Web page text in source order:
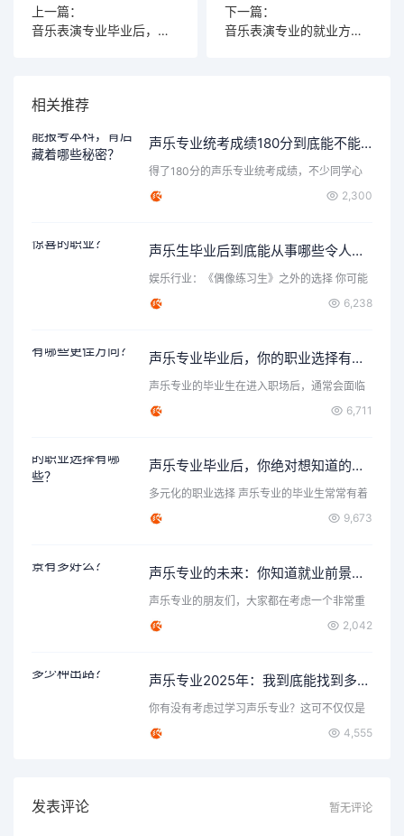
上一篇：
音乐表演专业毕业后，这些就业方向你绝对想不到！
下一篇：
音乐表演专业的就业方向，未来发展有哪些可能？
相关推荐
声乐专业统考成绩180分到底能不能报考本科，背后藏着哪些秘密？
得了180分的声乐专业统考成绩，不少同学心
里都会打个问号：这…
2,300
声乐生毕业后到底能从事哪些令人惊喜的职业？
娱乐行业：《偶像练习生》之外的选择 你可能
首先想到了成为歌手…
6,238
声乐专业毕业后，你的职业选择有哪些更佳方向？
声乐专业的毕业生在进入职场后，通常会面临
各种各样的选择和机遇…
6,711
声乐专业毕业后，你绝对想知道的职业选择有哪些？
多元化的职业选择 声乐专业的毕业生常常有着
丰富的表达力和创造…
9,673
声乐专业的未来：你知道就业前景有多好么？
声乐专业的朋友们，大家都在考虑一个非常重
要的问题，那就是声乐…
2,042
声乐专业2025年：我到底能找到多少种出路？
你有没有考虑过学习声乐专业？这可不仅仅是
唱歌那么简单，背后隐…
4,555
发表评论 暂无评论